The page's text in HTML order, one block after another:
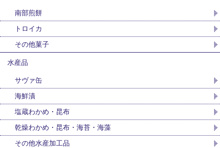
南部煎餅
トロイカ
その他菓子
水産品
サヴァ缶
海鮮漬
塩蔵わかめ・昆布
乾燥わかめ・昆布・海苔・海藻
その他水産加工品